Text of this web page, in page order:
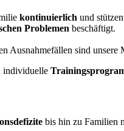
kontinuierlich und
Problemen beschäftigt.
Ausnahmefällen sind unsere
individuelle
bis hin zu Familien